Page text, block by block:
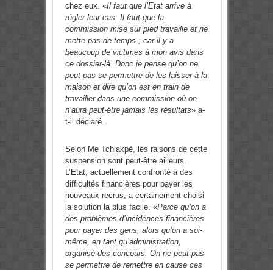
chez eux. «Il faut que l’Etat arrive à
régler leur cas. Il faut que la
commission mise sur pied travaille et ne
mette pas de temps ; car il y a
beaucoup de victimes à mon avis dans
ce dossier-là. Donc je pense qu’on ne
peut pas se permettre de les laisser à la
maison et dire qu’on est en train de
travailler dans une commission où on
n’aura peut-être jamais les résultats»a-
t-il déclaré.
Selon Me Tchiakpè, les raisons de cette
suspension sont peut-être ailleurs.
L’Etat, actuellement confronté à des
difficultés financières pour payer les
nouveaux recrus, a certainement choisi
la solution la plus facile. «Parce qu’on a
des problèmes d’incidences financières
pour payer des gens, alors qu’on a soi-
même, en tant qu’administration,
organisé des concours. On ne peut pas
se permettre de remettre en cause ces